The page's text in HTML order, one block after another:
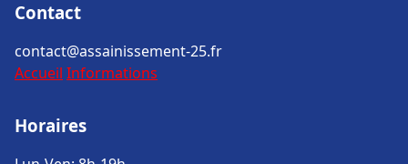
Contact
contact@assainissement-25.fr
Accueil Informations
Horaires